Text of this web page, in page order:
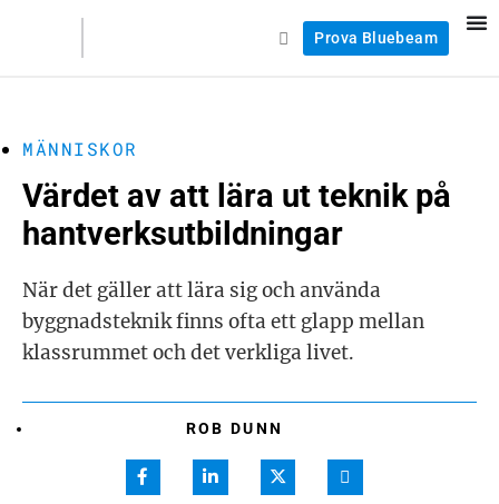
Prova Bluebeam
MÄNNISKOR
Värdet av att lära ut teknik på
hantverksutbildningar
När det gäller att lära sig och använda
byggnadsteknik finns ofta ett glapp mellan
klassrummet och det verkliga livet.
ROB DUNN